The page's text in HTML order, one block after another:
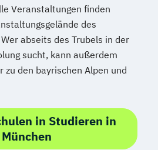
Veranstaltungen finden
des
abseits des Trubels in der
sucht, kann außerdem
zu den bayrischen Alpen und
in Studieren in
München